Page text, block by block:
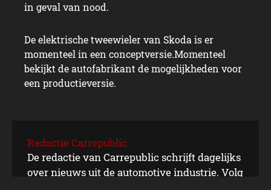
Easy way
in geval van nood.
De elektrische tweewieler van Skoda is er
momenteel in een conceptversie.Momenteel
bekijkt de autofabrikant de mogelijkheden voor
een productieversie.
Redactie Carrepublic
De redactie van Carrepublic schrijft dagelijks
over nieuws uit de automotive industrie. Volg